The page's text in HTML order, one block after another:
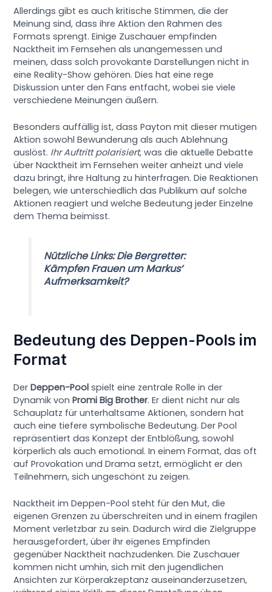
Allerdings gibt es auch kritische Stimmen, die der
Meinung sind, dass ihre Aktion den Rahmen des
Formats sprengt. Einige Zuschauer empfinden
Nacktheit im Fernsehen als unangemessen und
meinen, dass solch provokante Darstellungen nicht in
eine Reality-Show gehören. Dies hat eine rege
Diskussion unter den Fans entfacht, wobei sie viele
verschiedene Meinungen äußern.
Besonders auffällig ist, dass Payton mit dieser mutigen
Aktion sowohl Bewunderung als auch Ablehnung
auslöst. Ihr Auftritt polarisiert, was die aktuelle Debatte
über Nacktheit im Fernsehen weiter anheizt und viele
dazu bringt, ihre Haltung zu hinterfragen. Die Reaktionen
belegen, wie unterschiedlich das Publikum auf solche
Aktionen reagiert und welche Bedeutung jeder Einzelne
dem Thema beimisst.
Nützliche Links:Die Bergretter:
Kämpfen Frauen um Markus‘
Aufmerksamkeit?
Bedeutung des Deppen-Pools im
Format
DerDeppen-Pool spielt eine zentrale Rolle in der
Dynamik vonPromi Big Brother. Er dient nicht nur als
Schauplatz für unterhaltsame Aktionen, sondern hat
auch eine tiefere symbolische Bedeutung. Der Pool
repräsentiert das Konzept der Entblößung, sowohl
körperlich als auch emotional. In einem Format, das oft
auf Provokation und Drama setzt, ermöglicht er den
Teilnehmern, sich ungeschönt zu zeigen.
Nacktheit im Deppen-Pool steht für den Mut, die
eigenen Grenzen zu überschreiten und in einem fragilen
Moment verletzbar zu sein. Dadurch wird die Zielgruppe
herausgefordert, über ihr eigenes Empfinden
gegenüber Nacktheit nachzudenken. Die Zuschauer
kommen nicht umhin, sich mit den jugendlichen
Ansichten zur Körperakzeptanz auseinanderzusetzen,